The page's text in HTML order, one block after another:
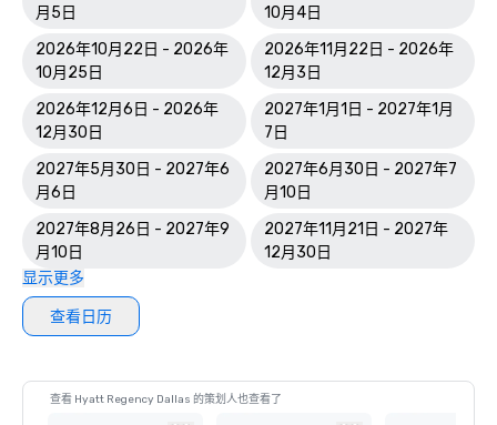
月5日
10月4日
2026年10月22日 - 2026年
10月25日
2026年11月22日 - 2026年
12月3日
2026年12月6日 - 2026年
12月30日
2027年1月1日 - 2027年1月
7日
2027年5月30日 - 2027年6
月6日
2027年6月30日 - 2027年7
月10日
2027年8月26日 - 2027年9
月10日
2027年11月21日 - 2027年
12月30日
显示更多
查看日历
查看 Hyatt Regency Dallas 的策划人也查看了